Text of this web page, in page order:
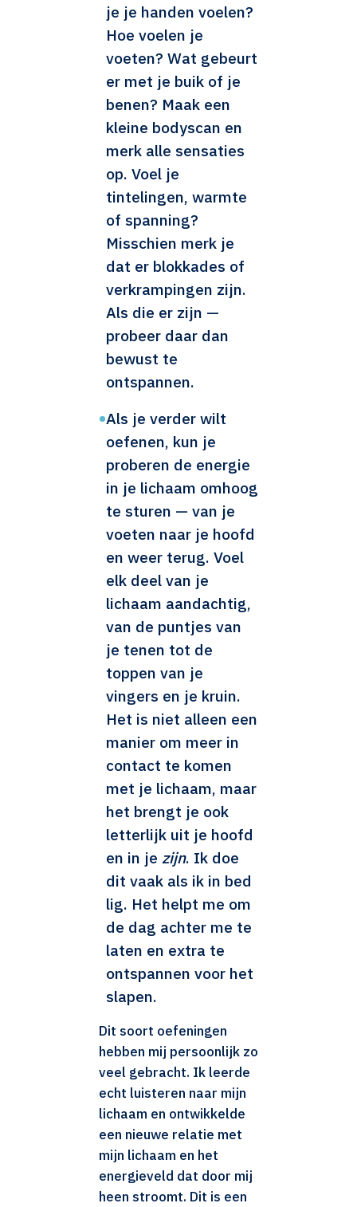
je je handen voelen?
Hoe voelen je
voeten? Wat gebeurt
er met je buik of je
benen? Maak een
kleine bodyscan en
merk alle sensaties
op. Voel je
tintelingen, warmte
of spanning?
Misschien merk je
dat er blokkades of
verkrampingen zijn.
Als die er zijn —
probeer daar dan
bewust te
ontspannen.
•Als je verder wilt
oefenen, kun je
proberen de energie
in je lichaam omhoog
te sturen — van je
voeten naar je hoofd
en weer terug. Voel
elk deel van je
lichaam aandachtig,
van de puntjes van
je tenen tot de
toppen van je
vingers en je kruin.
Het is niet alleen een
manier om meer in
contact te komen
met je lichaam, maar
het brengt je ook
letterlijk uit je hoofd
en in je zijn. Ik doe
dit vaak als ik in bed
lig. Het helpt me om
de dag achter me te
laten en extra te
ontspannen voor het
slapen.
Dit soort oefeningen
hebben mij persoonlijk zo
veel gebracht. Ik leerde
echt luisteren naar mijn
lichaam en ontwikkelde
een nieuwe relatie met
mijn lichaam en het
energieveld dat door mij
heen stroomt. Dit is een